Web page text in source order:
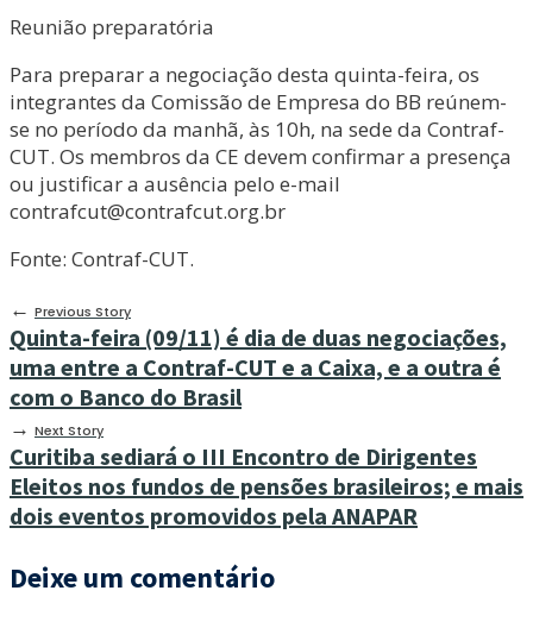
Reunião preparatória
Para preparar a negociação desta quinta-feira, os
integrantes da Comissão de Empresa do BB reúnem-
se no período da manhã, às 10h, na sede da Contraf-
CUT. Os membros da CE devem confirmar a presença
ou justificar a ausência pelo e-mail
contrafcut@contrafcut.org.br
Fonte: Contraf-CUT.
← Previous Story
Quinta-feira (09/11) é dia de duas negociações,
uma entre a Contraf-CUT e a Caixa, e a outra é
com o Banco do Brasil
→ Next Story
Curitiba sediará o III Encontro de Dirigentes
Eleitos nos fundos de pensões brasileiros; e mais
dois eventos promovidos pela ANAPAR
Deixe um comentário